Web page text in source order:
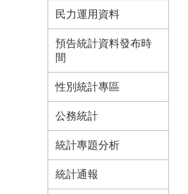
民力運用資料
預告統計資料發布時
間
性別統計專區
公務統計
統計專題分析
統計通報